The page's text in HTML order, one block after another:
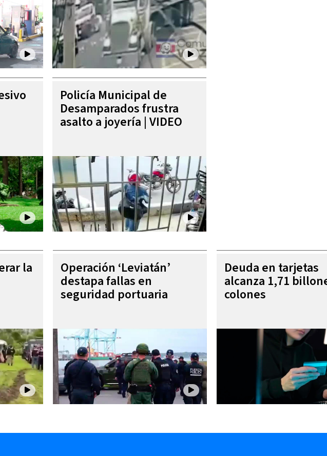
Policía Municipal de
Desamparados frustra
asalto a joyería | VIDEO
la Operación ‘Leviatán’
destapa fallas en
seguridad portuaria
Deuda en tarjetas
alcanza 1,71
colones